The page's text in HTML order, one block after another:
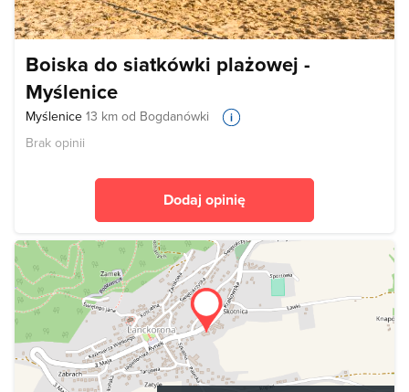
Boiska do siatkówki plażowej -
Myślenice
Myślenice 13 km od Bogdanówki
Brak opinii
Dodaj opinię